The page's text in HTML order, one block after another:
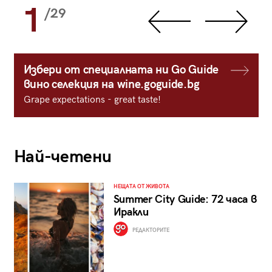
1 /29
Избери от специалната ни Go Guide
вино селекция на wine.goguide.bg
Grape expectations - great taste!
Най-четени
НЕЩАТА ОТ ЖИВОТА
Summer City Guide: 72 часа в
Иракли
РЕДАКТОРИТЕ